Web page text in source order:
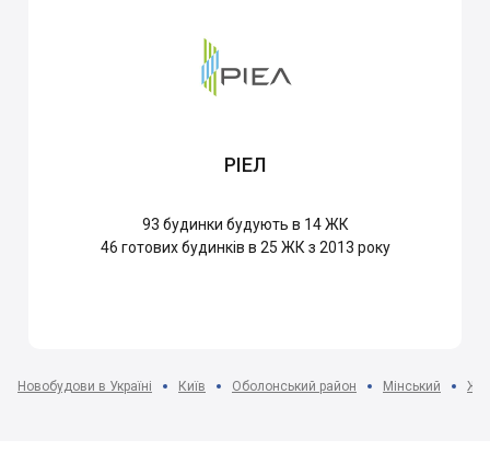
РІЕЛ
93 будинки будують в 14 ЖК
46 готових будинків в 25 ЖК з 2013 року
Новобудови в Україні Київ Оболонський район Мінський ЖК